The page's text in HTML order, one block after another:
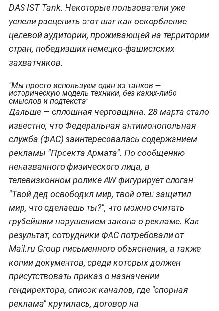
DAS IST Tank. Некоторые пользователи уже
успели расценить этот шаг как оскорбление
целевой аудитории, проживающей на территории
стран, победивших немецко-фашистских
захватчиков.
"Мы просто используем один из танков —
историческую модель техники, без каких-либо
смыслов и подтекста"
Дальше — сплошная чертовщина. 28 марта стало
известно, что Федеральная антимонопольная
служба (ФАС) заинтересовалась содержанием
рекламы "Проекта Армата". По сообщению
неназванного физического лица, в
телевизионном ролике AW фигурирует слоган
"Твой дед освободил мир, твой отец защитил
мир, что сделаешь ты?", что можно считать
грубейшим нарушением закона о рекламе. Как
результат, сотрудники ФАС потребовали от
Mail.ru Group письменного объяснения, а также
копии документов, среди которых должен
присутствовать приказ о назначении
гендиректора, список каналов, где "спорная
реклама" крутилась, договор на